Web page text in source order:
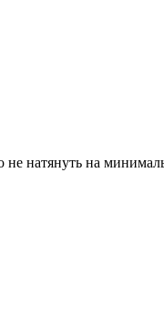
натянуть на